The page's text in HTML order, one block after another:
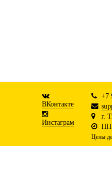
ВКонтакте
Инстаграм
+7
г.
Цены